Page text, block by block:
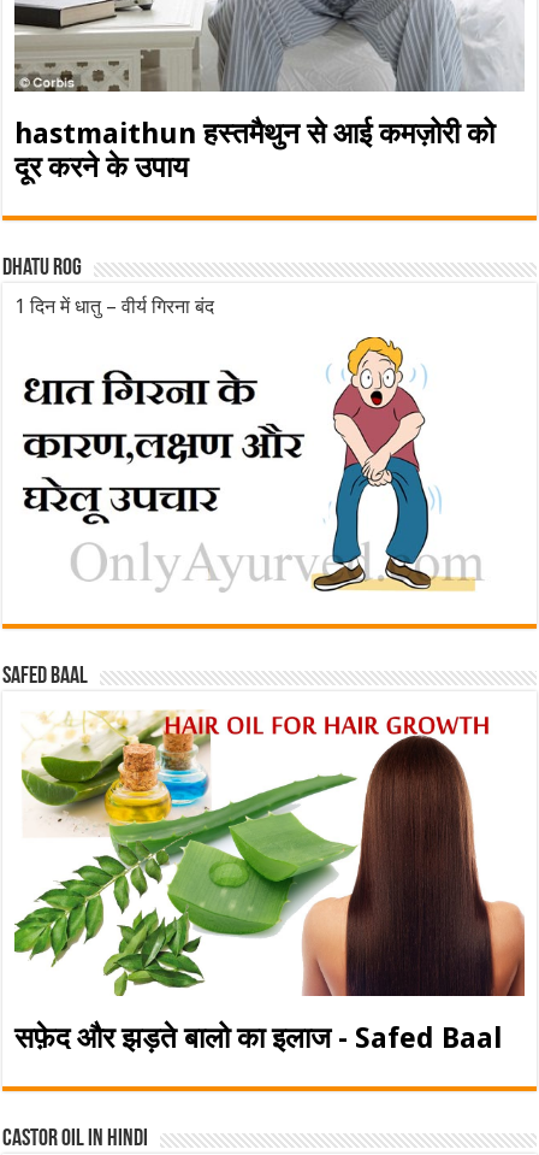
hastmaithun हस्तमैथुन से आई कमज़ोरी को
दूर करने के उपाय
Dhatu rog
1 दिन में धातु – वीर्य गिरना बंद
Safed baal
सफ़ेद और झड़ते बालो का इलाज - Safed Baal
Castor Oil In Hindi